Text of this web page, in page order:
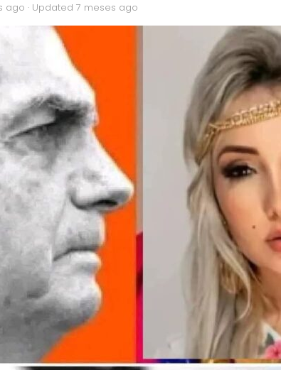
ago · Updated 7 meses ago